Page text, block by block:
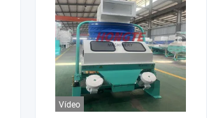
Vídeo